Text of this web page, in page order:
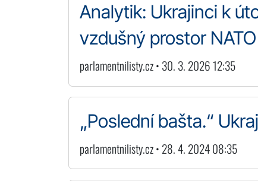
Analytik: Ukrajinci k
vzdušný prostor NATO
parlamentnilisty.cz • 30. 3. 2026 12:35
„Poslední bašta.“
parlamentnilisty.cz • 28. 4. 2024 08:35